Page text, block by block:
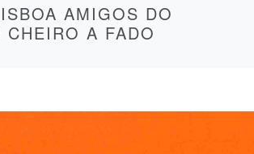
AMIGOS DO
CHEIRO A FADO